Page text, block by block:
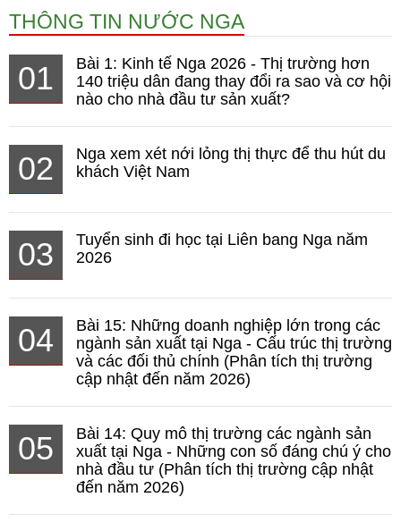
THÔNG TIN NƯỚC NGA
01
Bài 1: Kinh tế Nga 2026 - Thị trường hơn
140 triệu dân đang thay đổi ra sao và cơ hội
nào cho nhà đầu tư sản xuất?
02
Nga xem xét nới lỏng thị thực để thu hút du
khách Việt Nam
03
Tuyển sinh đi học tại Liên bang Nga năm
2026
04
Bài 15: Những doanh nghiệp lớn trong các
ngành sản xuất tại Nga - Cấu trúc thị trường
và các đối thủ chính (Phân tích thị trường
cập nhật đến năm 2026)
05
Bài 14: Quy mô thị trường các ngành sản
xuất tại Nga - Những con số đáng chú ý cho
nhà đầu tư (Phân tích thị trường cập nhật
đến năm 2026)